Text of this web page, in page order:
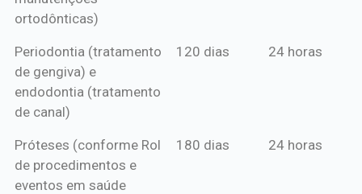
ortodônticas)
Periodontia (tratamento
de gengiva) e
endodontia (tratamento
de canal)
120 dias 24 horas
Próteses (conforme Rol
de procedimentos e
eventos em saúde
180 dias 24 horas